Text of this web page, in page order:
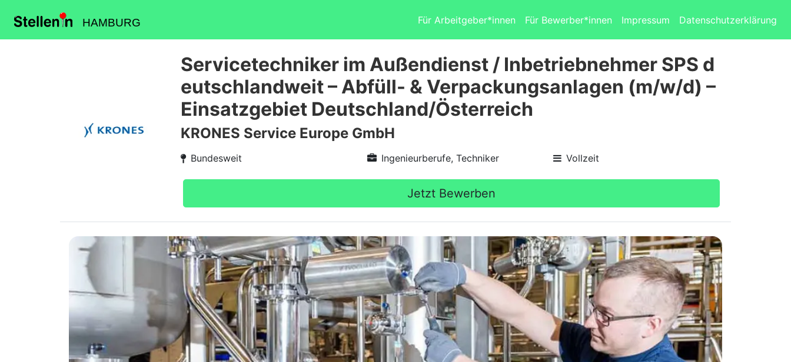
HAMBURG Für Arbeitgeber*innen Für Bewerber*innen Impressum Datenschutzerklärung
Servicetechniker im Außendienst / Inbetriebnehmer SPS d
eutschlandweit – Abfüll- & Verpackungsanlagen (m/w/d) –
Einsatzgebiet Deutschland/Österreich
KRONES Service Europe GmbH
Bundesweit Ingenieurberufe, Techniker Vollzeit
Jetzt Bewerben